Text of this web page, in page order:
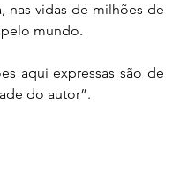
nas vidas de milhões de
mundo.
aqui expressas são de
do autor”.